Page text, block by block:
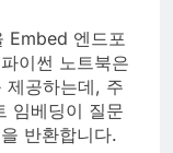
Embed 엔드포
이썬 노트북은
제공하는데, 주
임베딩이 질문
반환합니다.